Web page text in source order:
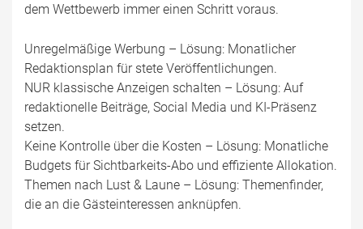
dem Wettbewerb immer einen Schritt voraus.
Unregelmäßige Werbung – Lösung: Monatlicher
Redaktionsplan für stete Veröffentlichungen.
NUR klassische Anzeigen schalten – Lösung: Auf
redaktionelle Beiträge, Social Media und KI-Präsenz
setzen.
Keine Kontrolle über die Kosten – Lösung: Monatliche
Budgets für Sichtbarkeits-Abo und effiziente Allokation.
Themen nach Lust & Laune – Lösung: Themenfinder,
die an die Gästeinteressen anknüpfen.